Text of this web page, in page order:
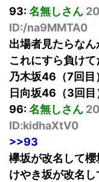
93:名無しさん
ID:/na9MMTA0
出場者見たらな
これにすら負け
乃木坂46（7回目
日向坂46（3回目
96:名無しさん
ID:kidhaXtV0
>>93
欅坂が改名して櫻
けやき坂が改名